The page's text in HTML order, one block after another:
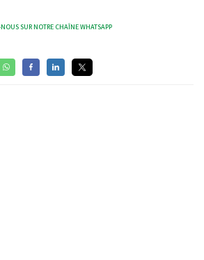
SUR NOTRE CHAÎNE WHATSAPP